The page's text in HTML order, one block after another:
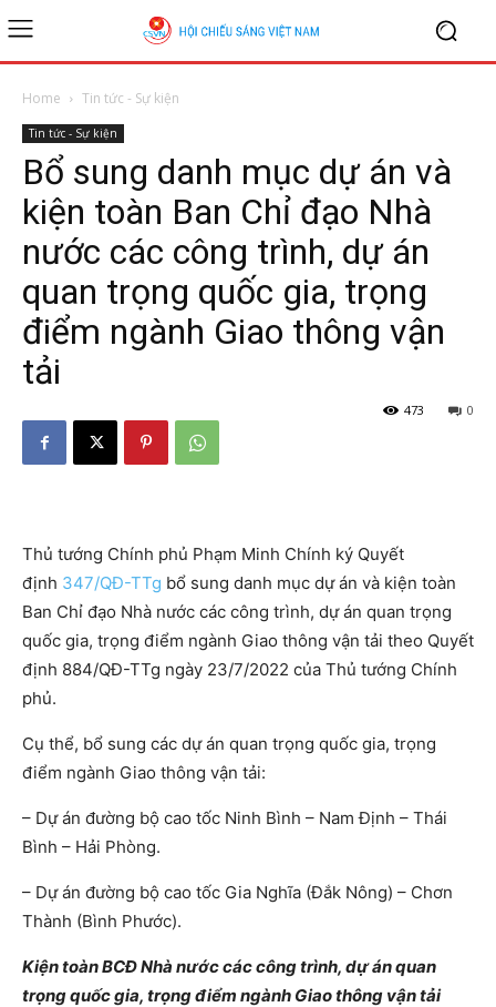
Home Tin tức - Sự kiện
Tin tức - Sự kiện
Bổ sung danh mục dự án và
kiện toàn Ban Chỉ đạo Nhà
nước các công trình, dự án
quan trọng quốc gia, trọng
điểm ngành Giao thông vận
tải
0
473
Thủ tướng Chính phủ Phạm Minh Chính ký Quyết
định 347/QĐ-TTg bổ sung danh mục dự án và kiện toàn
Ban Chỉ đạo Nhà nước các công trình, dự án quan trọng
quốc gia, trọng điểm ngành Giao thông vận tải theo Quyết
định 884/QĐ-TTg ngày 23/7/2022 của Thủ tướng Chính
phủ.
Cụ thể, bổ sung các dự án quan trọng quốc gia, trọng
điểm ngành Giao thông vận tải:
– Dự án đường bộ cao tốc Ninh Bình – Nam Định – Thái
Bình – Hải Phòng.
– Dự án đường bộ cao tốc Gia Nghĩa (Đắk Nông) – Chơn
Thành (Bình Phước).
Kiện toàn BCĐ Nhà nước các công trình, dự án quan
trọng quốc gia, trọng điểm ngành Giao thông vận tải